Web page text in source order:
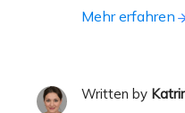
Mehr erfahren
Written by